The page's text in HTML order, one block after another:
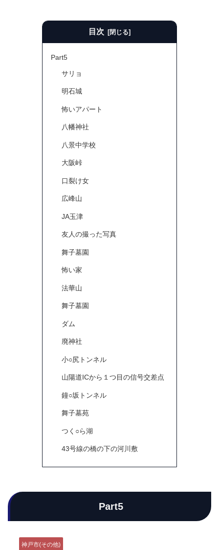
目次
Part5
サリョ
明石城
怖いアパート
八幡神社
八景中学校
大阪峠
口裂け女
広峰山
JA玉津
友人の撮った写真
舞子墓園
怖い家
法華山
舞子墓園
ダム
廃神社
小○尻トンネル
山陽道ICから１つ目の信号交差点
鐘○坂トンネル
舞子墓苑
つく○ら湖
43号線の橋の下の河川敷
Part5
神戸市(その他)